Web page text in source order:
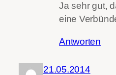
Ja sehr gut,
eine
Antworten
21.05.2014